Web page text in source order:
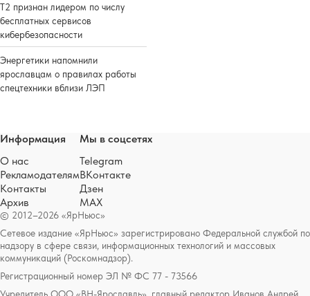
Т2 признан лидером по числу
бесплатных сервисов
кибербезопасности
Энергетики напомнили
ярославцам о правилах работы
спецтехники вблизи ЛЭП
© 2012–2026 «ЯрНьюс»
Сетевое издание «ЯрНьюс» зарегистрировано Федеральной службой по
надзору в сфере связи, информационных технологий и массовых
коммуникаций (Роскомнадзор).
Регистрационный номер ЭЛ № ФС 77 - 73566
Информация
О нас
Рекламодателям
Контакты
Архив
Мы в соцсетях
Telegram
ВКонтакте
Дзен
MAX